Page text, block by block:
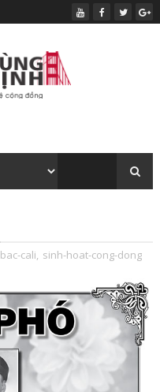
bac-cali, sinh-hoat-cong-dong